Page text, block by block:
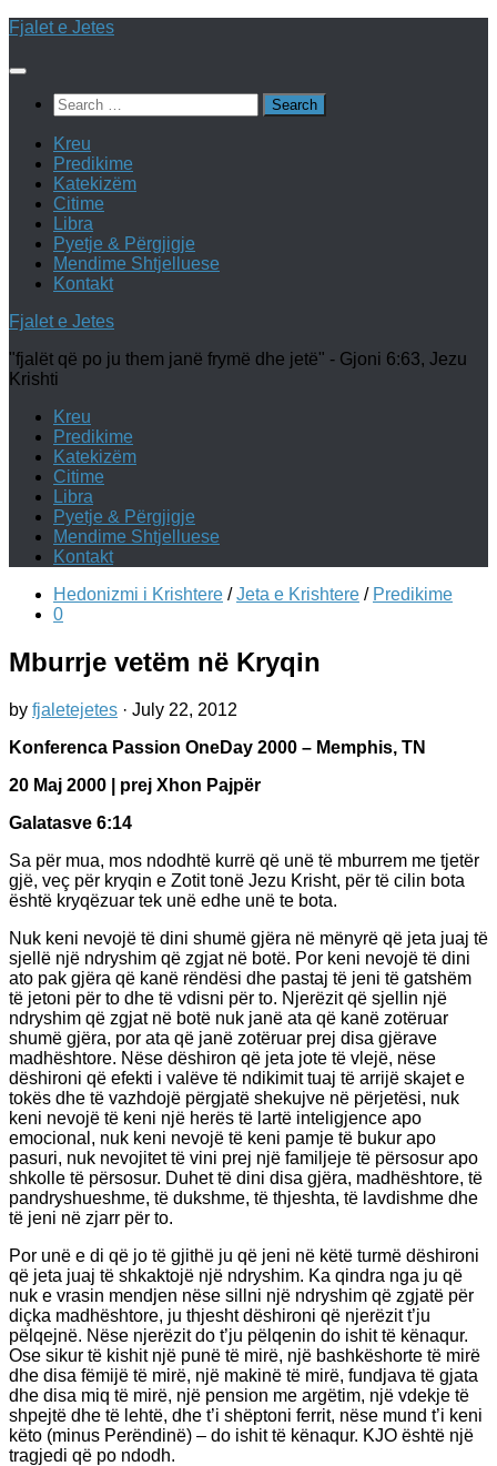
Skip
content
Fjalet e Jetes
Search
for:
Kreu
Predikime
Katekizëm
Citime
Libra
Pyetje & Përgjigje
Mendime Shtjelluese
Kontakt
Fjalet e Jetes
"fjalët që po ju them janë frymë dhe jetë" - Gjoni 6:63, Jezu
Krishti
Kreu
Predikime
Katekizëm
Citime
Libra
Pyetje & Përgjigje
Mendime Shtjelluese
Kontakt
Hedonizmi i Krishtere / Jeta e Krishtere / Predikime
0
Mburrje vetëm në Kryqin
by fjaletejetes · July 22, 2012
Konferenca Passion OneDay 2000 – Memphis, TN
20 Maj 2000 | prej Xhon Pajpër
Galatasve 6:14
Sa për mua, mos ndodhtë kurrë që unë të mburrem me tjetër
gjë, veç për kryqin e Zotit tonë Jezu Krisht, për të cilin bota
është kryqëzuar tek unë edhe unë te bota.
Nuk keni nevojë të dini shumë gjëra në mënyrë që jeta juaj të
sjellë një ndryshim që zgjat në botë. Por keni nevojë të dini
ato pak gjëra që kanë rëndësi dhe pastaj të jeni të gatshëm
të jetoni për to dhe të vdisni për to. Njerëzit që sjellin një
ndryshim që zgjat në botë nuk janë ata që kanë zotëruar
shumë gjëra, por ata që janë zotëruar prej disa gjërave
madhështore. Nëse dëshiron që jeta jote të vlejë, nëse
dëshironi që efekti i valëve të ndikimit tuaj të arrijë skajet e
tokës dhe të vazhdojë përgjatë shekujve në përjetësi, nuk
keni nevojë të keni një herës të lartë inteligjence apo
emocional, nuk keni nevojë të keni pamje të bukur apo
pasuri, nuk nevojitet të vini prej një familjeje të përsosur apo
shkolle të përsosur. Duhet të dini disa gjëra, madhështore, të
pandryshueshme, të dukshme, të thjeshta, të lavdishme dhe
të jeni në zjarr për to.
Por unë e di që jo të gjithë ju që jeni në këtë turmë dëshironi
që jeta juaj të shkaktojë një ndryshim. Ka qindra nga ju që
nuk e vrasin mendjen nëse sillni një ndryshim që zgjatë për
diçka madhështore, ju thjesht dëshironi që njerëzit t’ju
pëlqejnë. Nëse njerëzit do t’ju pëlqenin do ishit të kënaqur.
Ose sikur të kishit një punë të mirë, një bashkëshorte të mirë
dhe disa fëmijë të mirë, një makinë të mirë, fundjava të gjata
dhe disa miq të mirë, një pension me argëtim, një vdekje të
shpejtë dhe të lehtë, dhe t’i shëptoni ferrit, nëse mund t’i keni
këto (minus Perëndinë) – do ishit të kënaqur. KJO është një
tragjedi që po ndodh.